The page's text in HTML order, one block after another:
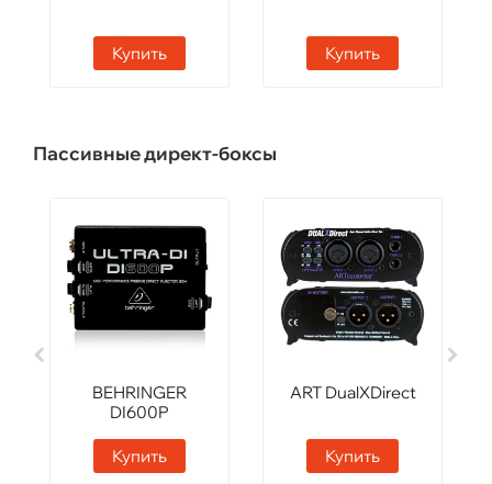
Купить Купить
Пассивные директ-боксы
BEHRINGER
DI600P
Купить
ART DualXDirect
Купить